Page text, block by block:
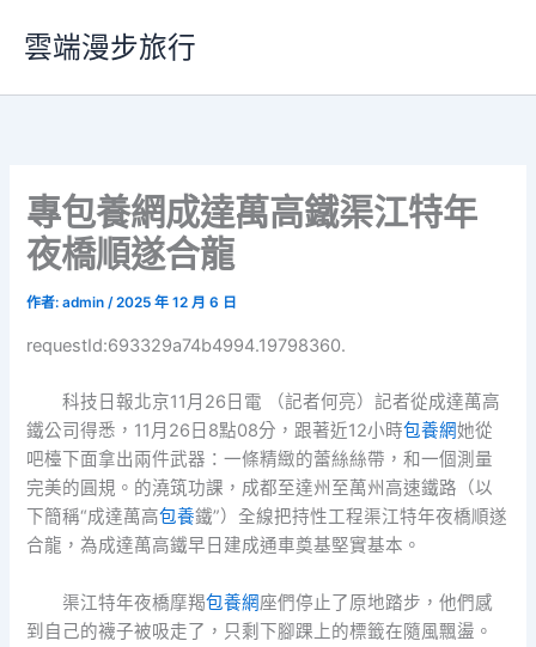
要
雲端漫步旅行
專包養網成達萬高鐵渠江特年
夜橋順遂合龍
作者:admin/2025 年 12 月 6 日
requestId:693329a74b4994.19798360.
科技日報北京11月26日電 （記者何亮）記者從成達萬高
鐵公司得悉，11月26日8點08分，跟著近12小時包養網她從
吧檯下面拿出兩件武器：一條精緻的蕾絲絲帶，和一個測量
完美的圓規。的澆筑功課，成都至達州至萬州高速鐵路（以
下簡稱“成達萬高包養鐵”）全線把持性工程渠江特年夜橋順遂
合龍，為成達萬高鐵早日建成通車奠基堅實基本。
渠江特年夜橋摩羯包養網座們停止了原地踏步，他們感
到自己的襪子被吸走了，只剩下腳踝上的標籤在隨風飄盪。